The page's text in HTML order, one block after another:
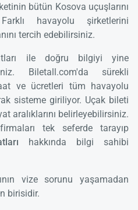
bütün Kosova uçuşlarını
havayolu şirketlerini
tercih edebilirsiniz.
ile doğru bilgiyi yine
Biletall.com'da sürekli
ve ücretleri tüm havayolu
sisteme giriliyor. Uçak bileti
aralıklarını belirleyebilirsiniz.
tek seferde tarayıp
hakkında bilgi sahibi
vize sorunu yaşamadan
birisidir.